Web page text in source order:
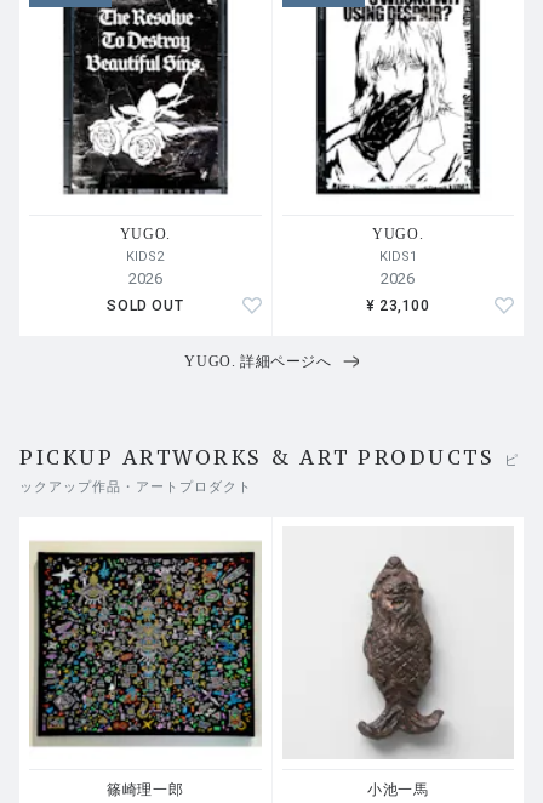
YUGO.
KIDS2
2026
SOLD OUT
YUGO.
KIDS1
2026
¥ 23,100
YUGO. 詳細ページへ
PICKUP ARTWORKS & ART PRODUCTS
ピ
ックアップ作品・アートプロダクト
篠崎理一郎 小池一馬